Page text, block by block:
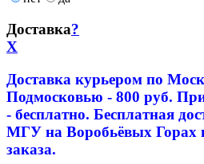
Доставка?
X
Доставка курьером по
Подмосковью - 800 руб. При
- бесплатно. Бесплатная
МГУ на Воробьёвых Горах
заказа.